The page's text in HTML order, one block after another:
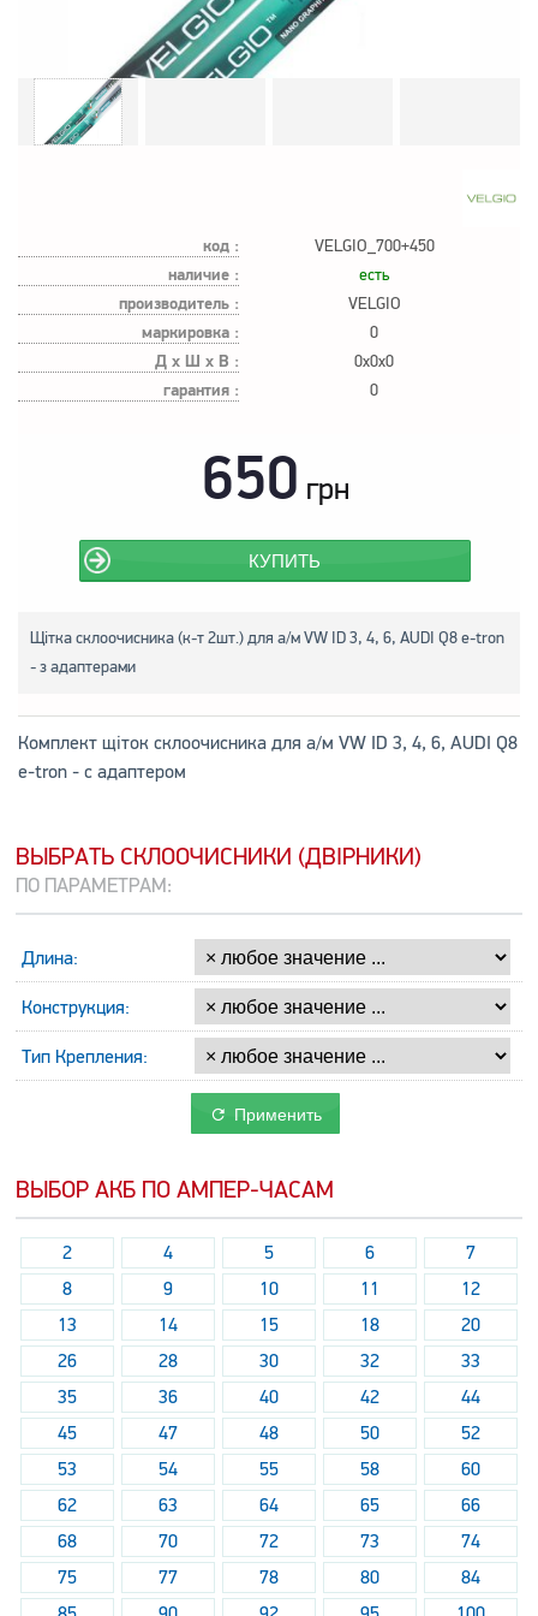
код : VELGIO_700+450
наличие : есть
производитель : VELGIO
маркировка : 0
Д х Ш х В : 0x0x0
гарантия : 0
650 грн
КУПИТЬ
Щітка склоочисника (к-т 2шт.) для а/м VW ID 3, 4, 6, AUDI Q8 e-tron
- з адаптерами
Комплект щіток склоочисника для а/м VW ID 3, 4, 6, AUDI Q8
e-tron - с адаптером
ВЫБРАТЬ СКЛООЧИСНИКИ (ДВІРНИКИ)
ПО ПАРАМЕТРАМ:
Длина:
Конструкция:
Тип Крепления:
Применить
ВЫБОР АКБ ПО АМПЕР-ЧАСАМ
2 4 5 6
7
8
9 10 11
12
13
14 15 18
20
26
28 30 32
33
35
36 40 42
44
45
47 48 50
52
53
54 55 58
60
62
63 64 65
66
68
70 72 73
74
75
77 78 80
84